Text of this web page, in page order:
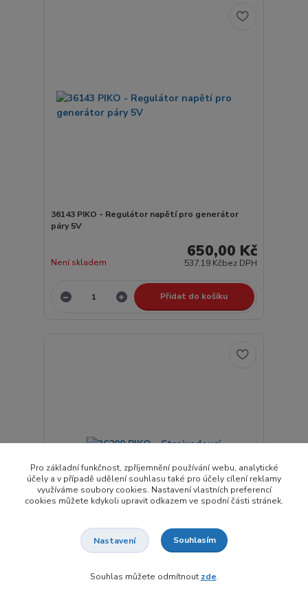
36143 PIKO - Regulátor napětí pro generátor
páry 5V
650,00 Kč
537,19 Kčbez DPH
Není skladem
Přidat do košíku
36200 PIKO - Strojvedoucí
325,00 Kč
Pro základní funkčnost, zpříjemnění používání webu, analytické
účely a v případě udělení souhlasu také pro účely cílení reklamy
využíváme soubory cookies. Nastavení vlastních preferencí
cookies můžete kdykoli upravit odkazem ve spodní části stránek.
Nastavení Souhlasím
Souhlas můžete odmítnout zde.